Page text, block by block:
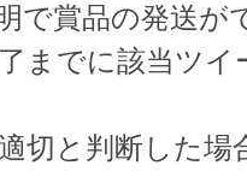
で賞品の発送が
までに該当ツ
切と判断した場